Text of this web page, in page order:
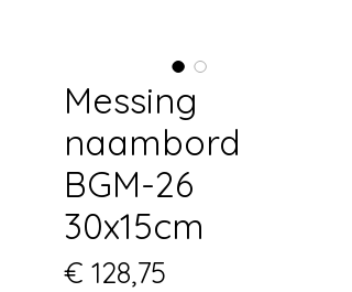
Messing
naambord
BGM-26
30x15cm
€ 128,75